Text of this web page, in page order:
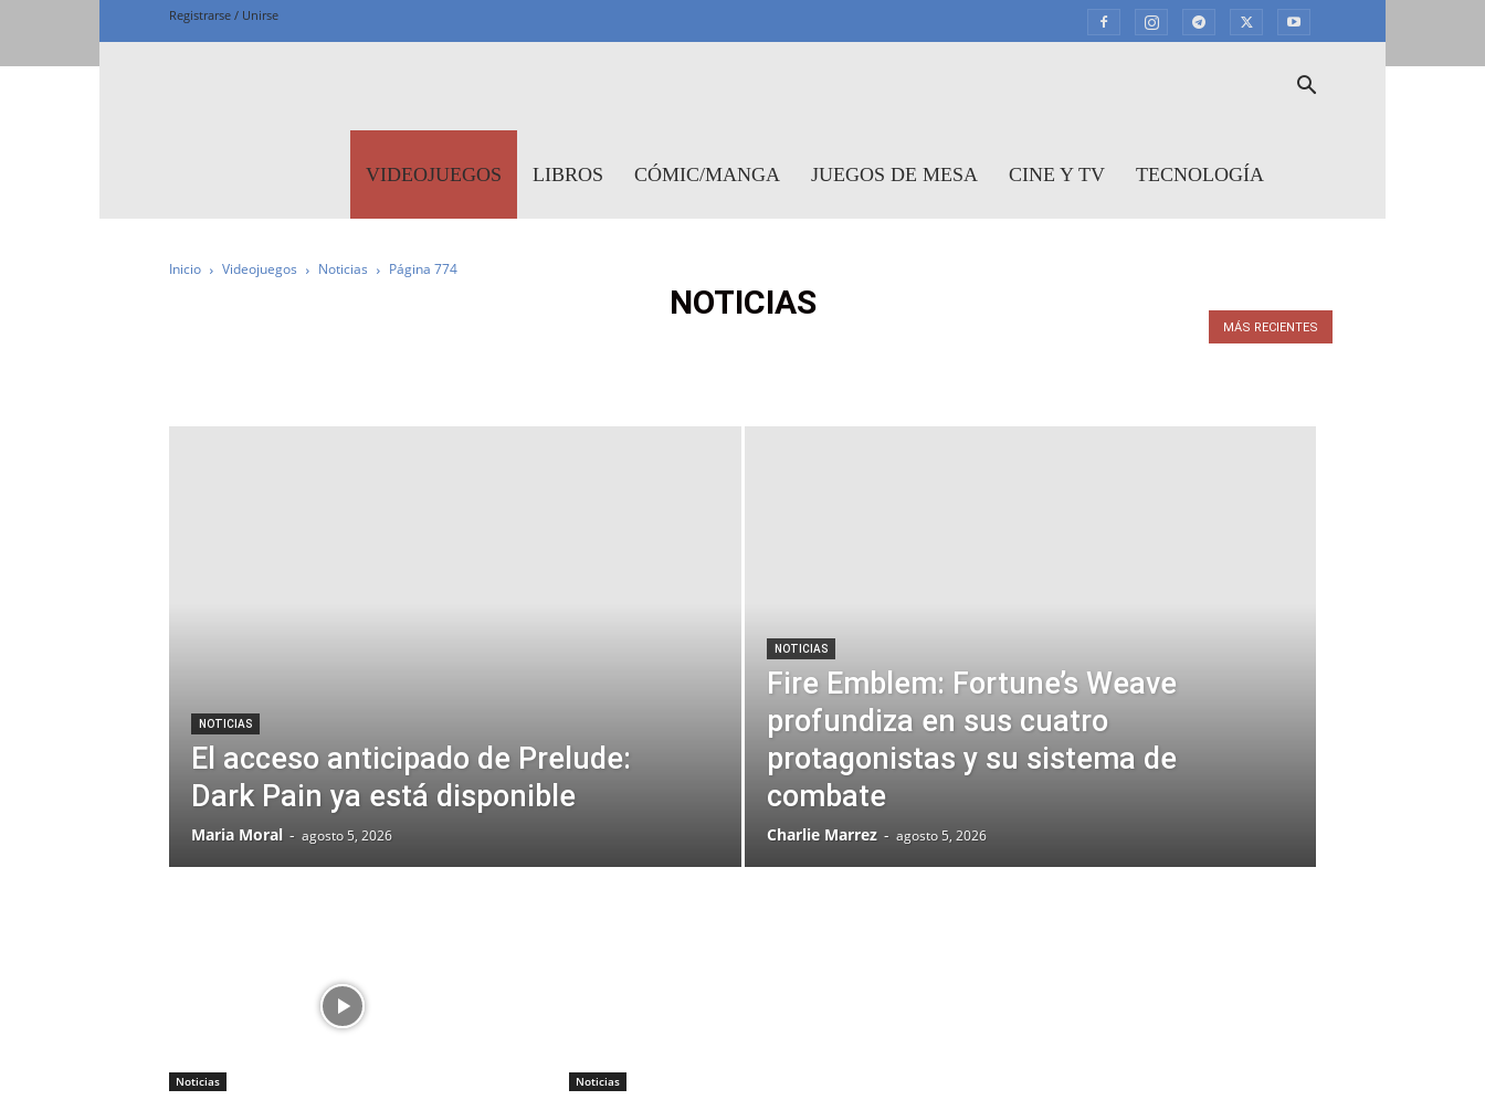
Registrarse / Unirse
VIDEOJUEGOS LIBROS CÓMIC/MANGA JUEGOS DE MESA CINE Y TV TECNOLOGÍA
Inicio Videojuegos Noticias Página 774
NOTICIAS
MÁS RECIENTES
NOTICIAS
El acceso anticipado de Prelude:
Dark Pain ya está disponible
Maria Moral - agosto 5, 2026
NOTICIAS
Fire Emblem: Fortune’s Weave
profundiza en sus cuatro
protagonistas y su sistema de
combate
Charlie Marrez - agosto 5, 2026
Noticias Noticias